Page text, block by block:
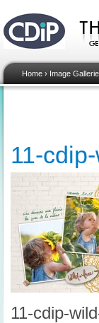
Home › Image
11-
11-cdip-